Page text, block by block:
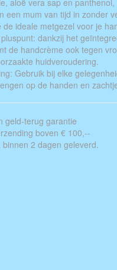
aloë vera sap en
een mum van tijd in zonder
de ideale metgezel voor je
dankzij het
de handcrème ook tegen
huidveroudering.
Gebruik bij elke
op de handen en
geld-terug garantie
boven € 100,--
binnen 2 dagen geleverd.